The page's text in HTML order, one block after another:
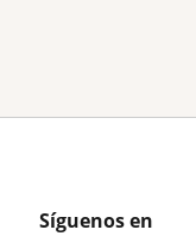
Síguenos en